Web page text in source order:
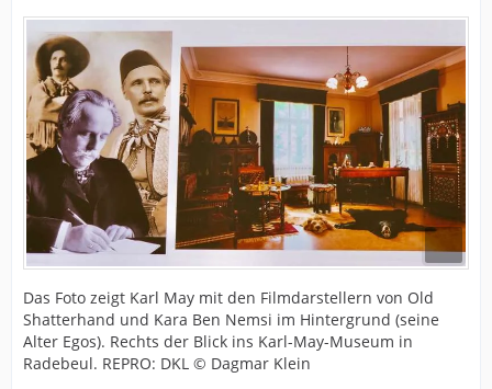
Das Foto zeigt Karl May mit den Filmdarstellern von Old
Shatterhand und Kara Ben Nemsi im Hintergrund (seine
Alter Egos). Rechts der Blick ins Karl-May-Museum in
Radebeul. REPRO: DKL © Dagmar Klein